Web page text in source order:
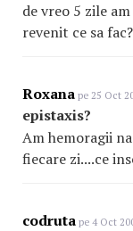
de vreo 5 zile
revenit ce sa fac?
Roxana pe 25 Oct
epistaxis?
Am hemoragii
fiecare zi....ce
codruta pe 4 Oct